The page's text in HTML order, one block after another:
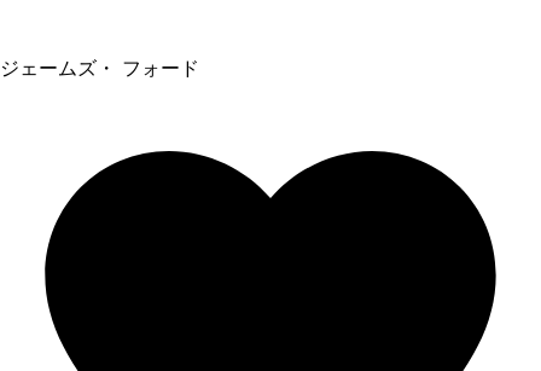
ジェームズ・ フォード